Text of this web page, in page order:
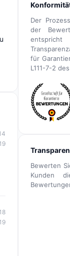
Der
der
für
L111-7-2
Bewerten
Kunden